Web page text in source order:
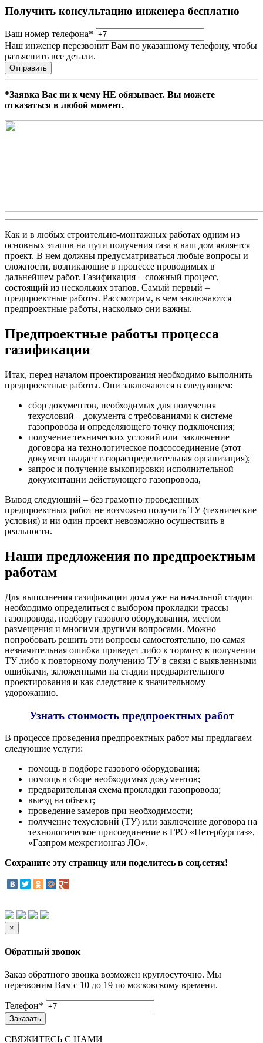
Получить консультацию инженера бесплатно
Ваш номер телефона*
Наш инженер перезвонит Вам по указанному телефону, чтобы
разъяснить все детали.
Отправить
*Заявка Вас ни к чему НЕ обязывает. Вы можете
отказаться в любой момент.
Как и в любых строительно-монтажных работах одним из
основных этапов на пути получения газа в ваш дом является
проект. В нем должны предусматриваться любые вопросы и
сложности, возникающие в процессе проводимых в
дальнейшем работ. Газификация – сложный процесс,
состоящий из нескольких этапов. Самый первый –
предпроектные работы. Рассмотрим, в чем заключаются
предпроектные работы, насколько они важны.
Предпроектные работы процесса
газификации
Итак, перед началом проектирования необходимо выполнить
предпроектные работы. Они заключаются в следующем:
сбор документов, необходимых для получения
техусловий – документа с требованиями к системе
газопровода и определяющего точку подключения;
получение технических условий или заключение
договора на технологическое подсосоединение (этот
документ выдает газораспределительная организация);
запрос и получение выкопировки исполнительной
документации действующего газопровода,
Вывод следующий – без грамотно проведенных
предпроектных работ не возможно получить ТУ (технические
условия) и ни один проект невозможно осуществить в
реальности.
Наши предложения по предпроектным
работам
Для выполнения газификации дома уже на начальной стадии
необходимо определиться с выбором прокладки трассы
газопровода, подбору газового оборудования, местом
размещения и многими другими вопросами. Можно
попробовать решить эти вопросы самостоятельно, но самая
незначительная ошибка приведет либо к тормозу в получении
ТУ либо к повторному получению ТУ в связи с выявленными
ошибками, заложенными на стадии предварительного
проектирования и как следствие к значительному
удорожанию.
Узнать стоимость предпроектных работ
В процессе проведения предпроектных работ мы предлагаем
следующие услуги:
помощь в подборе газового оборудования;
помощь в сборе необходимых документов;
предварительная схема прокладки газопровода;
выезд на объект;
проведение замеров при необходимости;
получение техусловий (ТУ) или заключение договора на
технологическое присоединение в ГРО «Петербурггаз»,
«Газпром межрегионгаз ЛО».
Сохраните эту страницу или поделитесь в соц.сетях!
×
Обратный звонок
Заказ обратного звонка возможен круглосуточно. Мы
перезвоним Вам с 10 до 19 по московскому времени.
Телефон*
Заказать
СВЯЖИТЕСЬ С НАМИ